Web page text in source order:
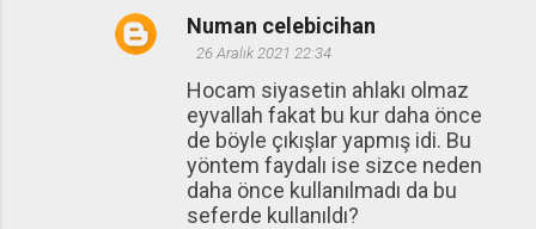
Numan celebicihan
26 Aralık 2021 22:34
Hocam siyasetin ahlakı olmaz
eyvallah fakat bu kur daha önce
de böyle çıkışlar yapmış idi. Bu
yöntem faydalı ise sizce neden
daha önce kullanılmadı da bu
seferde kullanıldı?